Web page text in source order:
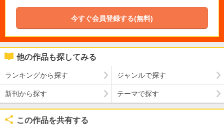
今すぐ会員登録する(無料)
他の作品も探してみる
ランキングから探す ジャンルで探す
新刊から探す テーマで探す
この作品を共有する